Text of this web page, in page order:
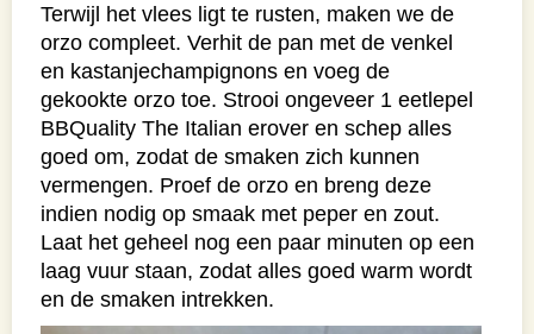
Terwijl het vlees ligt te rusten, maken we de
orzo compleet. Verhit de pan met de venkel
en kastanjechampignons en voeg de
gekookte orzo toe. Strooi ongeveer 1 eetlepel
BBQuality The Italian erover en schep alles
goed om, zodat de smaken zich kunnen
vermengen. Proef de orzo en breng deze
indien nodig op smaak met peper en zout.
Laat het geheel nog een paar minuten op een
laag vuur staan, zodat alles goed warm wordt
en de smaken intrekken.